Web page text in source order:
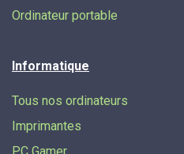
Ordinateur portable
Informatique
Tous nos ordinateurs
Imprimantes